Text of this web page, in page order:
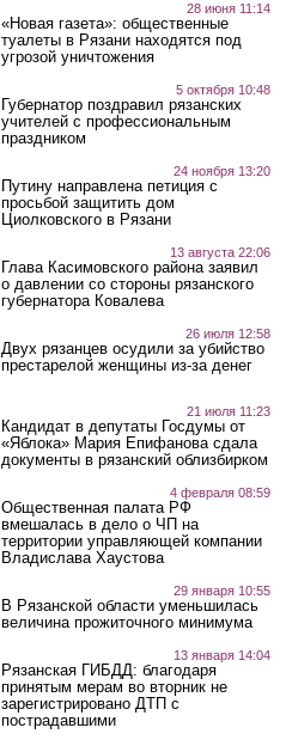
28 июня 11:14
«Новая газета»: общественные
туалеты в Рязани находятся под
угрозой уничтожения
5 октября 10:48
Губернатор поздравил рязанских
учителей с профессиональным
праздником
24 ноября 13:20
Путину направлена петиция с
просьбой защитить дом
Циолковского в Рязани
13 августа 22:06
Глава Касимовского района заявил
о давлении со стороны рязанского
губернатора Ковалева
26 июля 12:58
Двух рязанцев осудили за убийство
престарелой женщины из-за денег
21 июля 11:23
Кандидат в депутаты Госдумы от
«Яблока» Мария Епифанова сдала
документы в рязанский облизбирком
4 февраля 08:59
Общественная палата РФ
вмешалась в дело о ЧП на
территории управляющей компании
Владислава Хаустова
29 января 10:55
В Рязанской области уменьшилась
величина прожиточного минимума
13 января 14:04
Рязанская ГИБДД: благодаря
принятым мерам во вторник не
зарегистрировано ДТП с
пострадавшими